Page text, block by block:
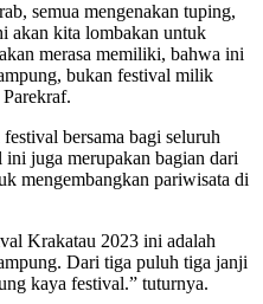
semua mengenakan tuping,
akan kita lombakan untuk
merasa memiliki, bahwa ini
bukan festival milik
bersama bagi seluruh
juga merupakan bagian dari
mengembangkan pariwisata di
Krakatau 2023 ini adalah
Dari tiga puluh tiga janji
kaya festival.” tuturnya.